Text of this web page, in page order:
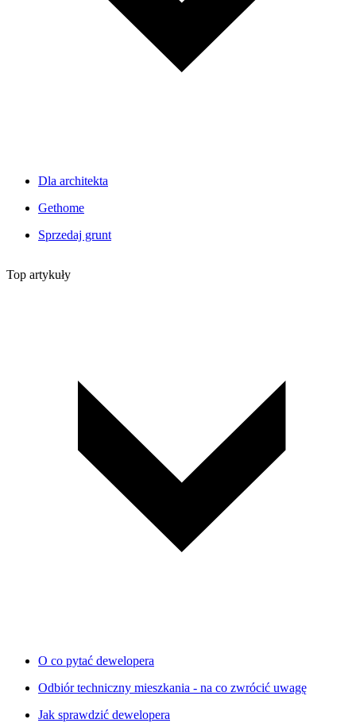
Dla architekta
Gethome
Sprzedaj grunt
Top artykuły
O co pytać dewelopera
Odbiór techniczny mieszkania - na co zwrócić uwagę
Jak sprawdzić dewelopera